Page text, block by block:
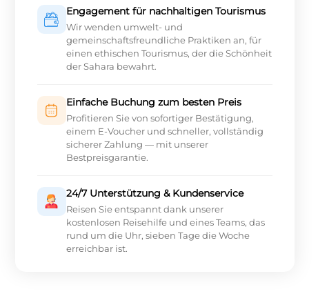
Engagement für nachhaltigen Tourismus
Wir wenden umwelt- und
gemeinschaftsfreundliche Praktiken an, für
einen ethischen Tourismus, der die Schönheit
der Sahara bewahrt.
Einfache Buchung zum besten Preis
Profitieren Sie von sofortiger Bestätigung,
einem E-Voucher und schneller, vollständig
sicherer Zahlung — mit unserer
Bestpreisgarantie.
24/7 Unterstützung & Kundenservice
Reisen Sie entspannt dank unserer
kostenlosen Reisehilfe und eines Teams, das
rund um die Uhr, sieben Tage die Woche
erreichbar ist.